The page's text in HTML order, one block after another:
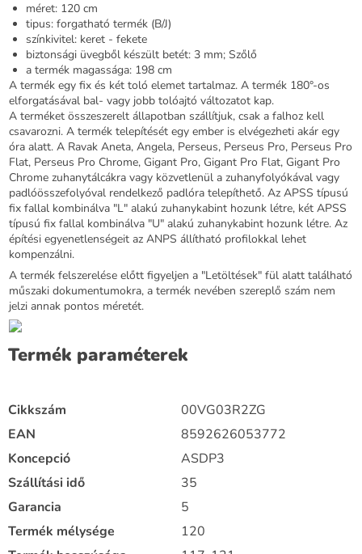
méret: 120 cm
tipus: forgatható termék (B/J)
színkivitel: keret - fekete
biztonsági üvegből készült betét: 3 mm; Szőlő
a termék magassága: 198 cm
A termék egy fix és két toló elemet tartalmaz. A termék 180°-os
elforgatásával bal- vagy jobb tolóajtó változatot kap.
A terméket összeszerelt állapotban szállítjuk, csak a falhoz kell
csavarozni. A termék telepítését egy ember is elvégezheti akár egy
óra alatt. A Ravak Aneta, Angela, Perseus, Perseus Pro, Perseus Pro
Flat, Perseus Pro Chrome, Gigant Pro, Gigant Pro Flat, Gigant Pro
Chrome zuhanytálcákra vagy közvetlenül a zuhanyfolyókával vagy
padlóösszefolyóval rendelkező padlóra telepíthető. Az APSS típusú
fix fallal kombinálva "L" alakú zuhanykabint hozunk létre, két APSS
típusú fix fallal kombinálva "U" alakú zuhanykabint hozunk létre. Az
építési egyenetlenségeit az ANPS állítható profilokkal lehet
kompenzálni.
A termék felszerelése előtt figyeljen a "Letöltések" fül alatt található
műszaki dokumentumokra, a termék nevében szereplő szám nem
jelzi annak pontos méretét.
Termék paraméterek
Cikkszám
00VG03R2ZG
EAN
8592626053772
Koncepció
ASDP3
Szállítási idő
35
Garancia
5
Termék mélysége
120